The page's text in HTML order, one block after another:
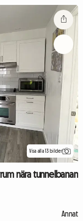
Visa alla 13 bilder
nära tunnelbanan
Annat